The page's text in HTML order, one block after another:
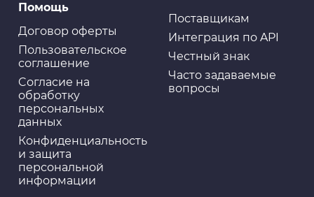
Помощь
Договор оферты
Пользовательское
соглашение
Cогласие на
обработку
персональных
данных
Конфиденциальность
и защита
персональной
информации
Поставщикам
Интеграция по API
Честный знак
Часто задаваемые
вопросы